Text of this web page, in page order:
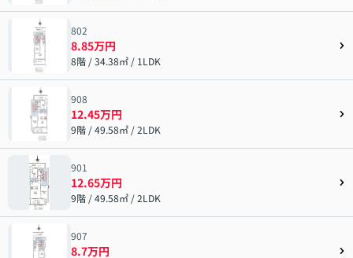
802
8.85万円
8階 / 34.38㎡ / 1LDK
908
12.45万円
9階 / 49.58㎡ / 2LDK
901
12.65万円
9階 / 49.58㎡ / 2LDK
907
8.7万円